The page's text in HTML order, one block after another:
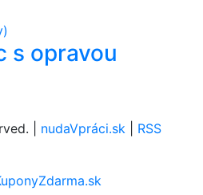
s opravou
| nudaVpráci.sk
RSS